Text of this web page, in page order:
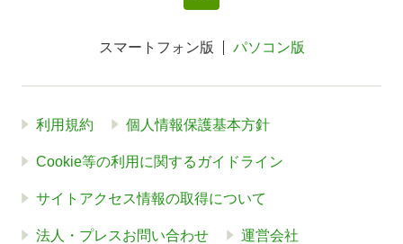
スマートフォン版 パソコン版
利用規約 個人情報保護基本方針
Cookie等の利用に関するガイドライン
サイトアクセス情報の取得について
法人・プレスお問い合わせ 運営会社